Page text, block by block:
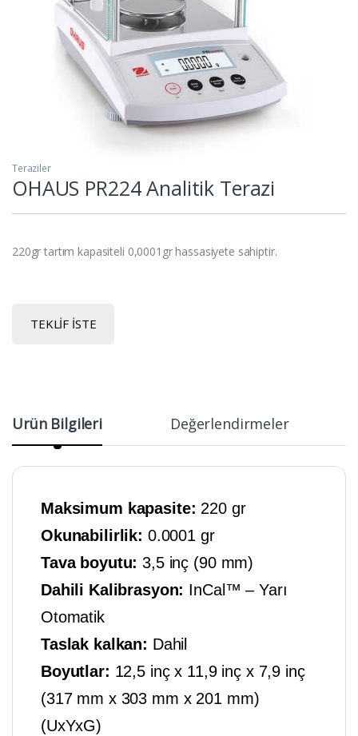
Teraziler
OHAUS PR224 Analitik Terazi
220gr tartım kapasiteli 0,0001gr hassasiyete sahiptir.
TEKLIF İSTE
Ürün Bilgileri Değerlendirmeler
Maksimum kapasite: 220 gr
Okunabilirlik: 0.0001 gr
Tava boyutu:3,5 inç (90 mm)
Dahili Kalibrasyon: InCal™ – Yarı
Otomatik
Taslak kalkan: Dahil
Boyutlar: 12,5 inç x 11,9 inç x 7,9 inç
(317 mm x 303 mm x 201 mm)
(UxYxG)